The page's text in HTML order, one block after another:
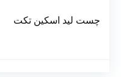
چست لید اسکین تکت